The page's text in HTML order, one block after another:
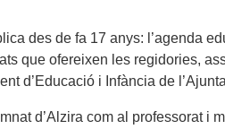
des de fa 17 anys: l’agenda
que ofereixen les regidories,
d’Educació i Infància de
d’Alzira com al professorat i